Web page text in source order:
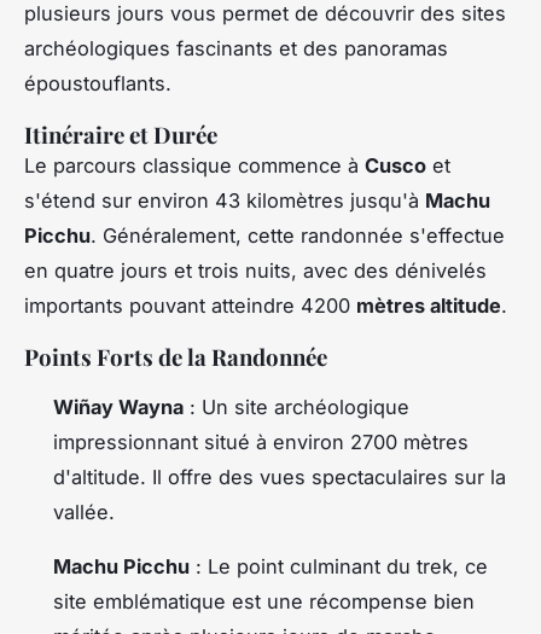
plusieurs jours vous permet de découvrir des sites
archéologiques fascinants et des panoramas
époustouflants.
Itinéraire et Durée
Le parcours classique commence à Cusco et
s'étend sur environ 43 kilomètres jusqu'à Machu
Picchu. Généralement, cette randonnée s'effectue
en quatre jours et trois nuits, avec des dénivelés
importants pouvant atteindre 4200 mètres altitude.
Points Forts de la Randonnée
Wiñay Wayna : Un site archéologique
impressionnant situé à environ 2700 mètres
d'altitude. Il offre des vues spectaculaires sur la
vallée.
Machu Picchu : Le point culminant du trek, ce
site emblématique est une récompense bien